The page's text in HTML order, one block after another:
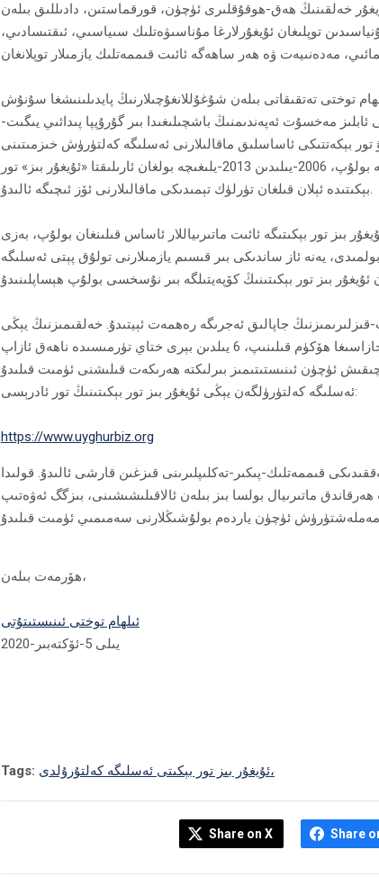
خەلقىنىڭ ھەق-ھوقۇقلىرى ئۈچۈن، قورقماستىن، دادىللىق بىلەن
توپلىغان ئۇيغۇرلارغا مۇناسىۋەتلىك سىياسىي، ئىقتىسادىي،
توختى تەتقىقاتى بىلەن شۇغۇللانغۇچىلارنىڭ پايدىلىنىشغا سۇنۇش
مەخسۇت ئەپەندىمنىڭ باشچىلىغىدا بىر گۇرۇپپا پىدائىي يىگىت-
بېكەتتىكى ئاساسلىق ماقالىلارنى ئەسلىگە كەلتۈرۈش خىزمىتىنى
مۇۋەپپىقىيەتلىك تاماملىدى. ئەسلىگە كەلتۈرۈلگەن ماقالە جەمئىي 3533 پارچە بولۇپ، 2006-يىلىدىن 2013-يلىغىچە بولغان ئارىلىقتا «ئۇيغۇر بىز» تور
بېكىتىدە ئېلان قىلغان تۈرلۈك تېمىدىكى ماقالىلارنى ئۆز ئىچىگە ئالىدۇ.
بىز تور بېكىتىگە ئائىت ماتىرىياللار ئاساس قىلىنغان بولۇپ، بەزى
يەنە ئاز ساندىكى بىر قىسىم يازمىلارنى تولۇق پېتى ئەسلىگە
جاپالىق ئەجرىگە رەھمەت ئېيتىدۇ. خەلقىمىزنىڭ يېڭى
ئۇيغۇر بىز تور بېكىتىنىدىن ئۈنۈملۈك پايدىلىنىشىنى، مۇددەتسىز قاماق جازاسىغا ھۆكۈم قىلىنىپ، 6 يىلدىن بېرى ختاي تۈرمىسىدە ناھەق ئازاپ
ئەسلىگە كەلتۈرۈلگەن يېڭى ئۇيغۇر بىز تور بېكىتىنىڭ تور ئادرېسى:
https://www.uyghurbiz.org
قىممەتلىك-پىكىر-تەكلىپلىرىنى قىزغىن قارشى ئالىدۇ. قولىدا
ماتىرىيال بولسا بىز بىلەن ئالاقىلىشىشىنى، بىزگگ ئەۋەتىپ
ھۆرمەت بىلەن،
ئىلھام توختى ئىنىستىتۇتى
2020-يىلى 5-ئۆكتەبىر
Tags: ئۇيغۇر بىز تور بېكىتى ئەسلىگە كەلتۇرۇلدى،
Share on X Share